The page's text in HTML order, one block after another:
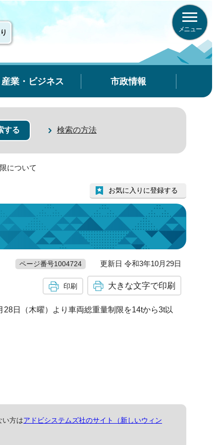
メニュー
産業・ビジネス 市政情報
検索の方法
について
お気に入りに登録する
ページ番号1004724 更新日 令和3年10月29日
印刷 大きな文字で印刷
日（木曜）より車両総重量制限を14tから3t以
い方はアドビシステムズ社のサイト（新しいウィン